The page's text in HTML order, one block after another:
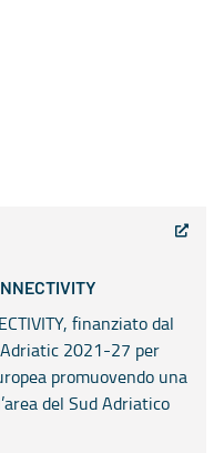
finanziato dal
2021-27 per
promuovendo una
del Sud Adriatico